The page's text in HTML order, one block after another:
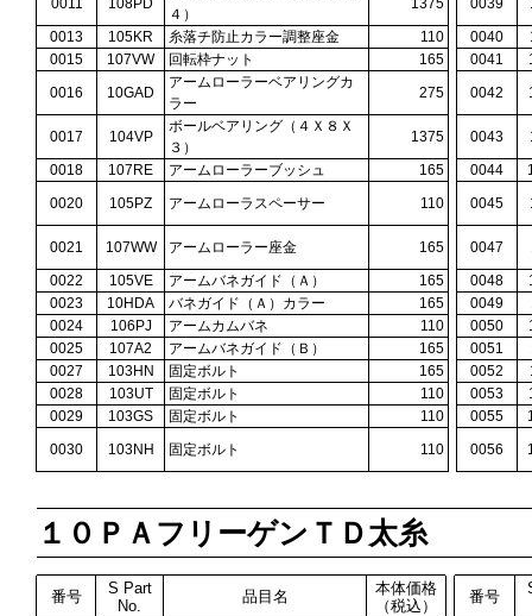
0011
108PD
４）
1375 0039
0013
105KR 糸落チ防止カラー調整座金 110 0040
0015
107VW 回転枠ナット 165 0041
0016
10GAD
アームローラーベアリングカ
ラー
275 0042
0017 104VP
ボールベアリング（４Ｘ８Ｘ
３）
1375 0043
0018
107RE アームローラーブッシュ 165 0044
0020
105PZ アームローラスペーサー 110 0045
0021 107WW アームローラー座金 165 0047
0022
105VE アームバネガイド（Ａ） 165 0048
0023
10HDA バネガイド（Ａ）カラー 165 0049
0024
106PJ アームカムバネ 110 0050
0025
107A2 アームバネガイド（Ｂ） 165 0051
0027
103HN 固定ボルト 165 0052
0028
103UT 固定ボルト 110 0053
0029
103GS 固定ボルト 110 0055
0030
103NH 固定ボルト 110 0056
１０ＰＡフリーゲンＴＤ太糸
番号
S Part
No.
品目名
本体価格
（税込）
番号